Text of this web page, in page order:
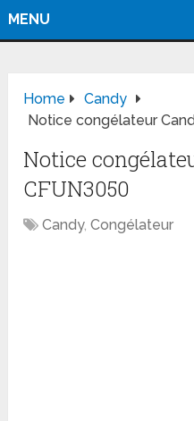
MENU
Home
Candy
Notice congélateur
Notice
CFUN3050
Candy,Congélateur